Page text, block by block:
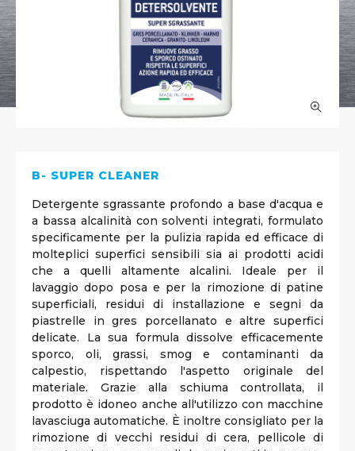
B- SUPER CLEANER
Detergente sgrassante profondo a base d'acqua e
a bassa alcalinità con solventi integrati, formulato
specificamente per la pulizia rapida ed efficace di
molteplici superfici sensibili sia ai prodotti acidi
che a quelli altamente alcalini. Ideale per il
lavaggio dopo posa e per la rimozione di patine
superficiali, residui di installazione e segni da
piastrelle in gres porcellanato e altre superfici
delicate. La sua formula dissolve efficacemente
sporco, oli, grassi, smog e contaminanti da
calpestio, rispettando l'aspetto originale del
materiale. Grazie alla schiuma controllata, il
prodotto è idoneo anche all'utilizzo con macchine
lavasciuga automatiche. È inoltre consigliato per la
rimozione di vecchi residui di cera, pellicole di